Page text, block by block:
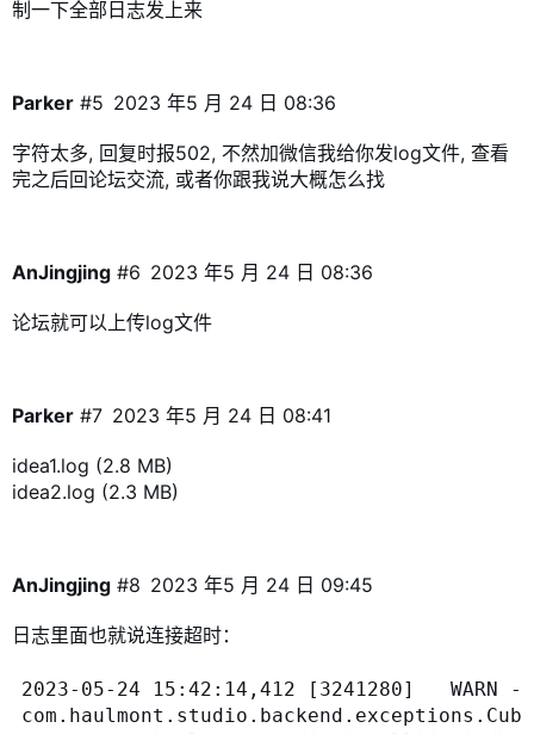
制一下全部日志发上来
Parker 2023 年5 月 24 日 08:36
#5
字符太多, 回复时报502, 不然加微信我给你发log文件, 查看
完之后回论坛交流, 或者你跟我说大概怎么找
AnJingjing 2023 年5 月 24 日 08:36
#6
论坛就可以上传log文件
Parker 2023 年5 月 24 日 08:41
#7
idea1.log (2.8 MB)
idea2.log (2.3 MB)
AnJingjing 2023 年5 月 24 日 09:45
#8
日志里面也就说连接超时：
2023-05-24 15:42:14,412 [3241280]